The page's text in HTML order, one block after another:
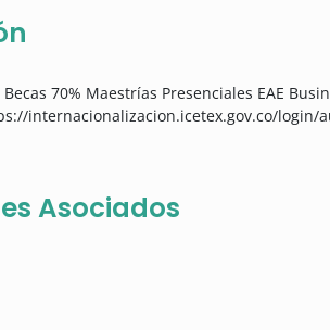
70% Maestrías Presenciales EAE
internacionalizacion.icetex.gov.co/login/
Asociados